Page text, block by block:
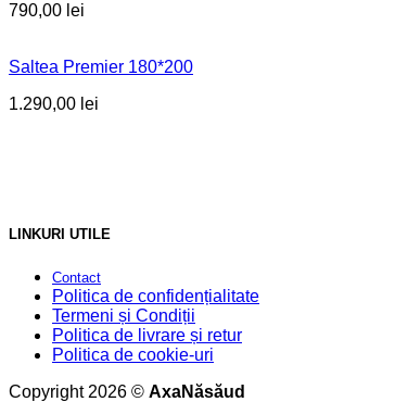
790,00 lei
Saltea Premier 180*200
1.290,00 lei
LINKURI UTILE
Contact
Politica de confidențialitate
Termeni și Condiții
Politica de livrare și retur
Politica de cookie-uri
Copyright 2026 © AxaNăsăud